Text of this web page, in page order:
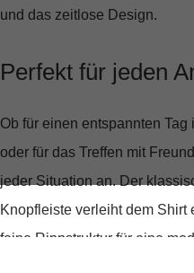
und das zeitlose Design.
Perfekt für jeden
Ob für einen entspannten
oder für das Treffen mit
jeder Situation an. Der
Knopfleiste verleiht dem Shirt
feine Rippstruktur für eine